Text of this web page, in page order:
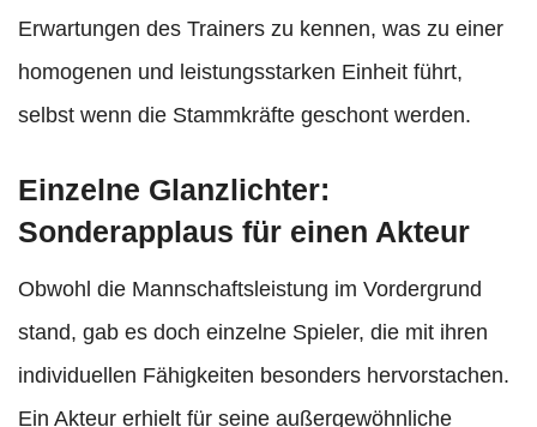
Erwartungen des Trainers zu kennen, was zu einer
homogenen und leistungsstarken Einheit führt,
selbst wenn die Stammkräfte geschont werden.
Einzelne Glanzlichter:
Sonderapplaus für einen Akteur
Obwohl die Mannschaftsleistung im Vordergrund
stand, gab es doch einzelne Spieler, die mit ihren
individuellen Fähigkeiten besonders hervorstachen.
Ein Akteur erhielt für seine außergewöhnliche